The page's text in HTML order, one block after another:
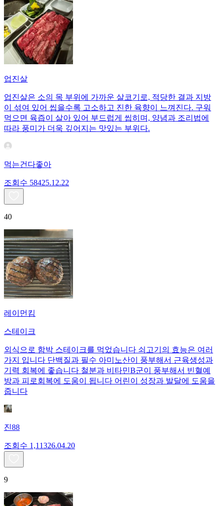
업진살
업진살은 소의 목 부위에 가까운 살코기로, 적당한 결과 지방
이 섞여 있어 씹을수록 고소하고 진한 육향이 느껴진다. 구워
먹으면 육즙이 살아 있어 부드럽게 씹히며, 양념과 조리법에
따라 풍미가 더욱 깊어지는 맛있는 부위다.
먹는건다좋아
조회수 58425.12.22
40
레이먼킴
스테이크
외식으로 함박 스테이크를 먹었습니다 쇠고기의 효능은 여러
가지 입니다 단백질과 필수 아미노산이 풍부해서 근육생성과
기력 회복에 좋습니다 철분과 비타민B군이 풍부해서 빈혈예
방과 피로회복에 도움이 됩니다 어린이 성장과 발달에 도움을
줍니다
진88
조회수 1,11326.04.20
9